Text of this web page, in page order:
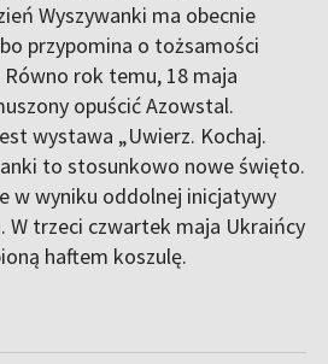
Wyszywanki ma obecnie
przypomina o tożsamości
rok temu, 18 maja
opuścić Azowstal.
wystawa „Uwierz. Kochaj.
to stosunkowo nowe święto.
w wyniku oddolnej inicjatywy
W trzeci czwartek maja Ukraińcy
haftem koszulę.